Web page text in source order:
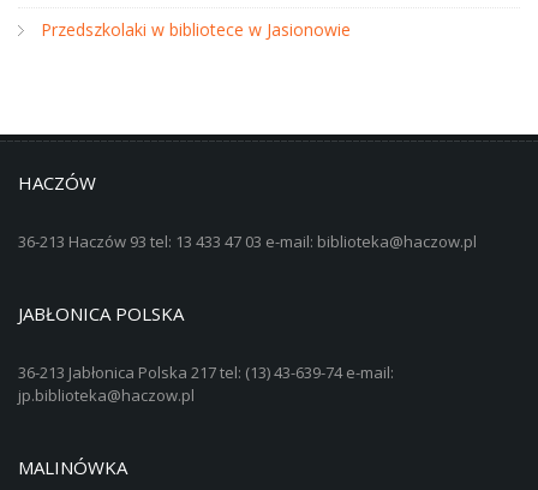
Przedszkolaki w bibliotece w Jasionowie
HACZÓW
36-213 Haczów 93 tel: 13 433 47 03 e-mail: biblioteka@haczow.pl
JABŁONICA POLSKA
36-213 Jabłonica Polska 217 tel: (13) 43-639-74 e-mail:
jp.biblioteka@haczow.pl
MALINÓWKA